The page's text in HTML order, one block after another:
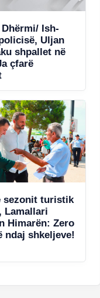
Ish-
Uljan
shpallet në
çfarë
sezonit turistik
Lamallari
Himarën: Zero
ndaj shkeljeve!